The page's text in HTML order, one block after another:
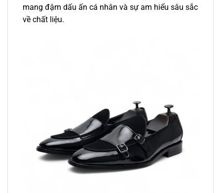
mang đậm dấu ấn cá nhân và sự am hiểu sâu sắc
về chất liệu.